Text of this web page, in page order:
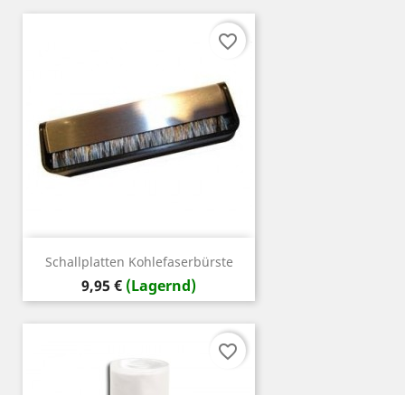
Schallplatten Kohlefaserbürste
Preis
9,95 € (Lagernd)
favorite_border
favorite_border